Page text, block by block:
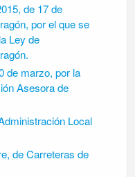
de 17 de
por el que se
Ley de
de marzo, por la
Asesora de
Local
de Carreteras de